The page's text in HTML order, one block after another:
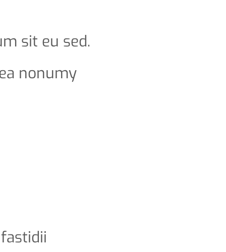
sit eu sed.
nonumy